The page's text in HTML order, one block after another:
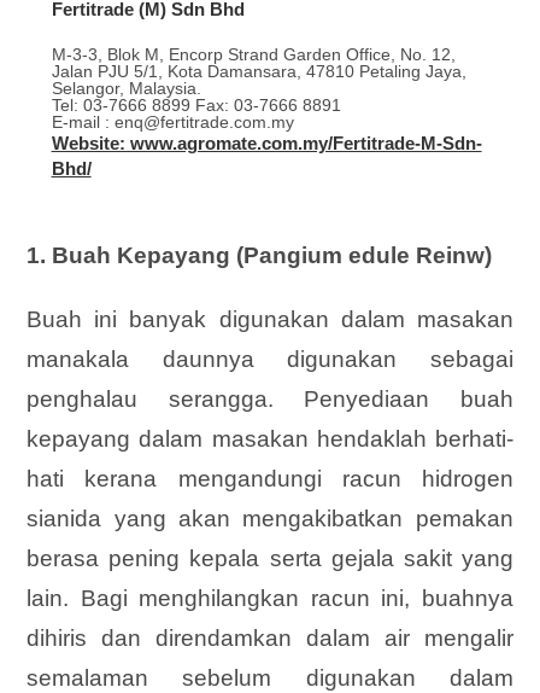
Fertitrade (M) Sdn Bhd
M-3-3, Blok M, Encorp Strand Garden Office, No. 12,
Jalan PJU 5/1, Kota Damansara, 47810 Petaling Jaya,
Selangor, Malaysia.
Tel: 03-7666 8899 Fax: 03-7666 8891
E-mail : enq@fertitrade.com.my
Website: www.agromate.com.my/Fertitrade-M-Sdn-
Bhd/
1. Buah Kepayang (Pangium edule Reinw)
Buah ini banyak digunakan dalam masakan
manakala daunnya digunakan sebagai
penghalau serangga. Penyediaan buah
kepayang dalam masakan hendaklah berhati-
hati kerana mengandungi racun hidrogen
sianida yang akan mengakibatkan pemakan
berasa pening kepala serta gejala sakit yang
lain. Bagi menghilangkan racun ini, buahnya
dihiris dan direndamkan dalam air mengalir
semalaman sebelum digunakan dalam